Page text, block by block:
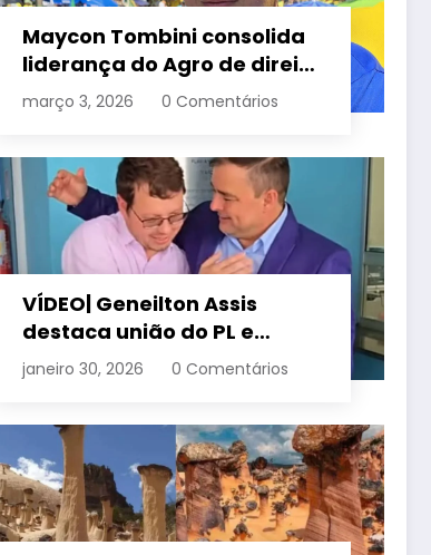
Maycon Tombini consolida
liderança do Agro de direita
em manifestação “Acorda
Brasil” em Goiânia
março 3, 2026 0 Comentários
VÍDEO| Geneilton Assis
destaca união do PL e
consolidação de apoio a
Maycon Tombini em Jataí
janeiro 30, 2026 0 Comentários